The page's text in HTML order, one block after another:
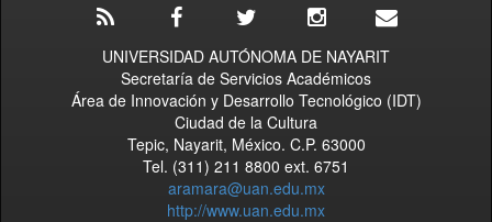
UNIVERSIDAD AUTÓNOMA DE NAYARIT
Secretaría de Servicios Académicos
Área de Innovación y Desarrollo Tecnológico (IDT)
Ciudad de la Cultura
Tepic, Nayarit, México. C.P. 63000
Tel. (311) 211 8800 ext. 6751
aramara@uan.edu.mx
http://www.uan.edu.mx